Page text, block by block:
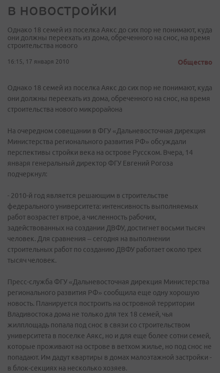
в новостройки
Однако 18 семей из поселка Аякс до сих пор не понимают, куда
они должны переехать из дома, обреченного на снос, на время
строительства нового
16:15, 17 января 2010 Общество
Однако 18 семей из поселка Аякс до сих пор не понимают, куда
они должны переехать из дома, обреченного на снос, на время
строительства нового микрорайона
На очередном совещании в ФГУ «Дальневосточная дирекция
Министерства регионального развития РФ» обсуждали
перспективы стройки века на острове Русском. Вчера, 14
января генеральный директор ФГУ Евгений Рогоза
подчеркнул:
- 2010-й год является решающим в строительстве
федерального университета: интенсивность выполняемых
работ возрастет втрое, а численность рабочих,
задействованных на создании ДВФУ, достигнет восьми тысяч
человек. Для сравнения – сегодня на выполнении
строительных работ по созданию ДВФУ работает около трех
тысяч человек.
Пресс-служба ФГУ «Дальневосточная дирекция Министерства
регионального развития РФ» сообщила еще одну хорошую
новость. Планируется построить на островной территории
Владивостока дома не только для тех 18 семей, чья
жилплощадь попала под снос в связи со строительством
университета в поселке Аякс, но и для еще более сотни семей,
которые проживают на острове в ветхом жилье, но под снос не
попадают. Им дадут квартиры в домах малоэтажной застройки -
в блок-секциях на несколько хозяев.